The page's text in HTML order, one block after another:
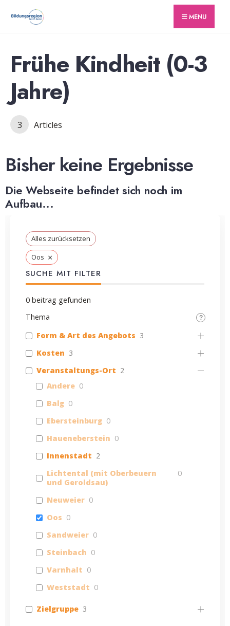
MENU
Frühe Kindheit (0-3
Jahre)
3 Articles
Bisher keine Ergebnisse
Die Webseite befindet sich noch im
Aufbau...
Alles zurücksetzen
Oos ×
SUCHE MIT FILTER
0 beitrag gefunden
Thema
Form & Art des Angebots 3
Kosten 3
Veranstaltungs-Ort 2
Andere 0
Balg 0
Ebersteinburg 0
Haueneberstein 0
Innenstadt 2
Lichtental (mit Oberbeuern
und Geroldsau)
0
Neuweier 0
Oos 0
Sandweier 0
Steinbach 0
Varnhalt 0
Weststadt 0
Zielgruppe 3